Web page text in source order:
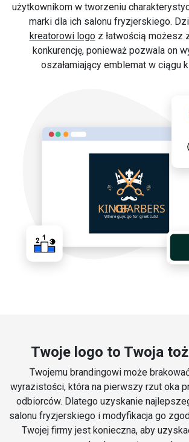
użytkownikom w tworzeniu
marki dla ich salonu fryzjerskiego.
kreatorowi logoz łatwością możesz
konkurencję, ponieważ pozwala on
oszałamiający emblemat w ciągu
Twoje logo to Twoja
Twojemu brandingowi może
wyrazistości, która na pierwszy rzut oka
odbiorców. Dlatego uzyskanie
salonu fryzjerskiego i modyfikacja go
Twojej firmy jest konieczna, aby